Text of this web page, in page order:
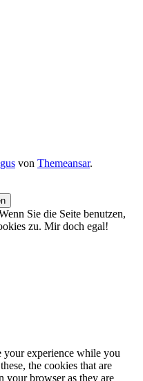
von Themeansar.
Sie die Seite benutzen,
zu. Mir doch egal!
your experience while you
the cookies that are
your browser as they are